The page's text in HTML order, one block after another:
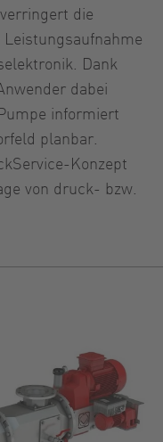
die
Dank
dabei
informiert
planbar.
Konzept
von druck- bzw.